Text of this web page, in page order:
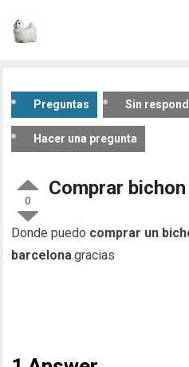
Preguntas Sin
Hacer una pregunta
0
Comprar
Donde puedo comprar un
barcelona.gracias